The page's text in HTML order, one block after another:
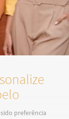
preferência